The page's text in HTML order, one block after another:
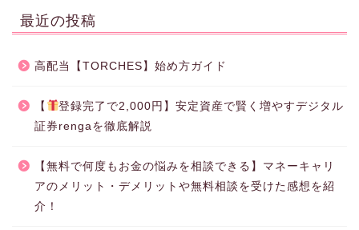
最近の投稿
高配当【TORCHES】始め方ガイド
【
登録完了で2,000円】安定資産で賢く増やすデジタル
証券rengaを徹底解説
【無料で何度もお金の悩みを相談できる】マネーキャリ
アのメリット・デメリットや無料相談を受けた感想を紹
介！